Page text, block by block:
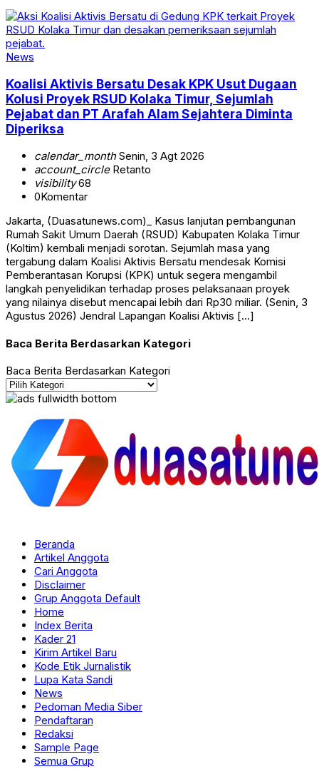
News
Koalisi Aktivis Bersatu Desak KPK Usut Dugaan
Kolusi Proyek RSUD Kolaka Timur, Sejumlah
Pejabat dan PT Arafah Alam Sejahtera Diminta
Diperiksa
calendar_monthSenin, 3 Agt 2026
account_circleRetanto
visibility68
0Komentar
Jakarta, (Duasatunews.com)_ Kasus lanjutan pembangunan
Rumah Sakit Umum Daerah (RSUD) Kabupaten Kolaka Timur
(Koltim) kembali menjadi sorotan. Sejumlah masa yang
tergabung dalam Koalisi Aktivis Bersatu mendesak Komisi
Pemberantasan Korupsi (KPK) untuk segera mengambil
langkah penyelidikan terhadap proses pelaksanaan proyek
yang nilainya disebut mencapai lebih dari Rp30 miliar. (Senin, 3
Agustus 2026) Jendral Lapangan Koalisi Aktivis […]
Baca Berita Berdasarkan Kategori
Baca Berita Berdasarkan Kategori
Beranda
Artikel Anggota
Cari Anggota
Disclaimer
Grup Anggota Default
Home
Index Berita
Kader 21
Kirim Artikel Baru
Kode Etik Jurnalistik
Lupa Kata Sandi
News
Pedoman Media Siber
Pendaftaran
Redaksi
Sample Page
Semua Grup